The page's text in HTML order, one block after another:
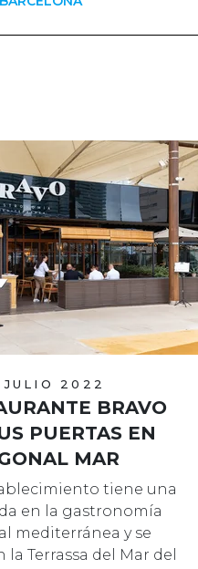
2022
BRAVO
PUERTAS EN
MAR
tiene una
en la gastronomía
mediterránea y se
Terrassa del Mar del